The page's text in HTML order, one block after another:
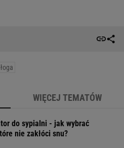
WIĘCEJ TEMATÓW
do sypialni - jak wybrać
nie zakłóci snu?